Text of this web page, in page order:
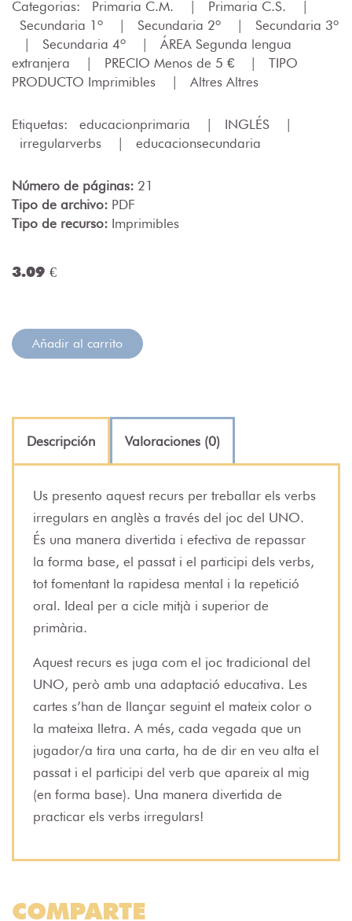
Categorias: Primaria C.M. | Primaria C.S.
|
Secundaria 1º
| Secundaria 2º |
Secundaria 3º
|
Secundaria 4º |
ÁREA Segunda lengua
extranjera
| PRECIO Menos de 5 € |
TIPO
PRODUCTO Imprimibles
| Altres Altres
Etiquetas: educacionprimaria | INGLÉS
|
irregularverbs
| educacionsecundaria
Número de páginas: 21
Tipo de archivo: PDF
Tipo de recurso: Imprimibles
3.09 €
Añadir al carrito
Descripción Valoraciones (0)
Us presento aquest recurs per treballar els verbs
irregulars en anglès a través del joc del UNO.
És una manera divertida i efectiva de repassar
la forma base, el passat i el participi dels verbs,
tot fomentant la rapidesa mental i la repetició
oral. Ideal per a cicle mitjà i superior de
primària.
Aquest recurs es juga com el joc tradicional del
UNO, però amb una adaptació educativa. Les
cartes s’han de llançar seguint el mateix color o
la mateixa lletra. A més, cada vegada que un
jugador/a tira una carta, ha de dir en veu alta el
passat i el participi del verb que apareix al mig
(en forma base). Una manera divertida de
practicar els verbs irregulars!
COMPARTE